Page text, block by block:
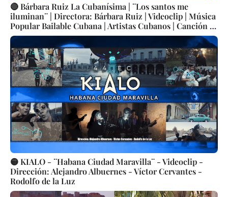
🔴 Bárbara Ruiz La Cubanísima | ¨Los santos me
iluminan¨ | Directora: Bárbara Ruiz | Videoclip | Música
Popular Bailable Cubana | Artistas Cubanos | Canción |
CUBA
🟡 KIALO - ¨Habana Ciudad Maravilla¨ - Videoclip -
Dirección: Alejandro Albuernes - Víctor Cervantes -
Rodolfo de la Luz